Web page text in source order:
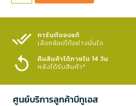
การันตีของแท้
เลือกช้อปได้อย่างมั่นใจ​
คืนสินค้าได้ภายใน 14 วัน
หลังได้รับสินค้า*
ศูนย์บริการลูกค้าบีทูเอส